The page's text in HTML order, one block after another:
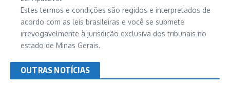
Estes termos e condições são regidos e interpretados de
acordo com as leis brasileiras e você se submete
irrevogavelmente à jurisdição exclusiva dos tribunais no
estado de Minas Gerais.
OUTRAS NOTÍCIAS